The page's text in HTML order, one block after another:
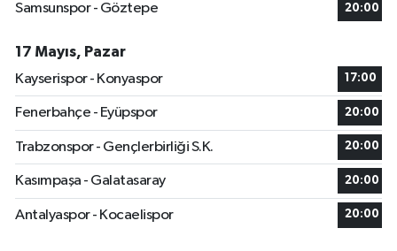
Samsunspor - Göztepe 20:00
17 Mayıs, Pazar
Kayserispor - Konyaspor
17:00
Fenerbahçe - Eyüpspor 20:00
Trabzonspor - Gençlerbirliği S.K. 20:00
Kasımpaşa - Galatasaray 20:00
Antalyaspor - Kocaelispor 20:00